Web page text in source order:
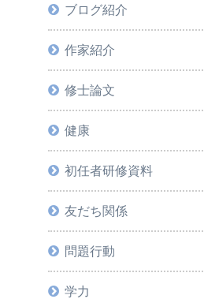
ブログ紹介
作家紹介
修士論文
健康
初任者研修資料
友だち関係
問題行動
学力